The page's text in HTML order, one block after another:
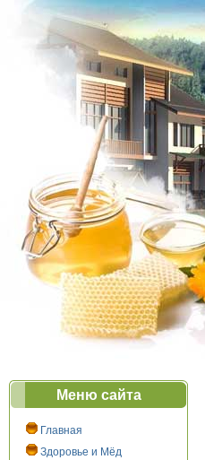
Меню сайта
Главная
Здоровье и Мёд